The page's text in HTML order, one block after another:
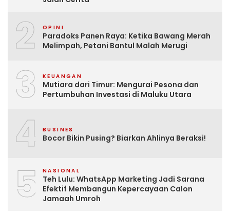
2 OPINI
Paradoks Panen Raya: Ketika Bawang Merah
Melimpah, Petani Bantul Malah Merugi
3 KEUANGAN
Mutiara dari Timur: Mengurai Pesona dan
Pertumbuhan Investasi di Maluku Utara
4 BUSINES
Bocor Bikin Pusing? Biarkan Ahlinya Beraksi!
5 NASIONAL
Teh Lulu: WhatsApp Marketing Jadi Sarana
Efektif Membangun Kepercayaan Calon
Jamaah Umroh